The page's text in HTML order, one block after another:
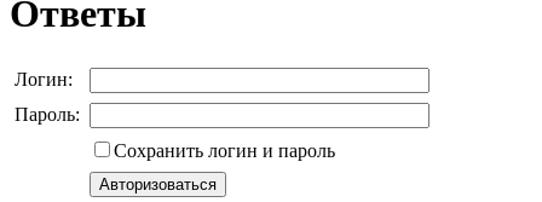
Ответы
Логин:
Пароль:
Сохранить логин и пароль